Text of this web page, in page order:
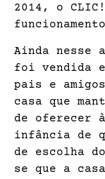
2014, o
Ainda nesse
foi vendida e
pais e
casa que
de oferecer
infância de
de escolha
se que a